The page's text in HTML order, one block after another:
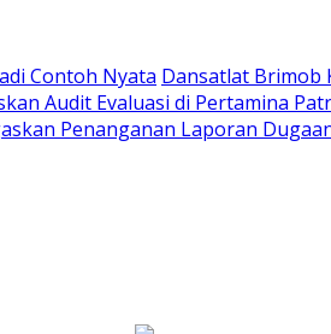
Contoh Nyata Dansatlat Brimob
Audit Evaluasi di Pertamina
Penanganan Laporan